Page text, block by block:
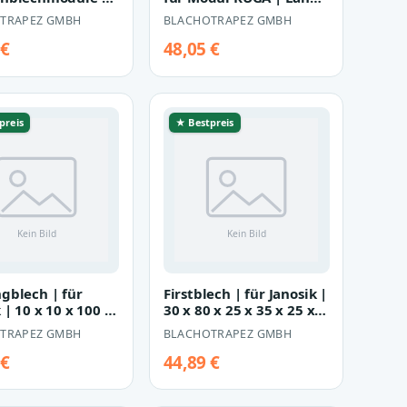
95 x 95 x 32 x
|…
GMBH
2000 mm
BLACHOTRAPEZ GMBH
48,05 €
| für
| 10 x 10 x 100 x
mm | Länge
GMBH
★ Bestpreis
Firstblech | für Janosik |
30 x 80 x 25 x 35 x 25 x
80 x 30 mm | Länge…
BLACHOTRAPEZ GMBH
44,89 €